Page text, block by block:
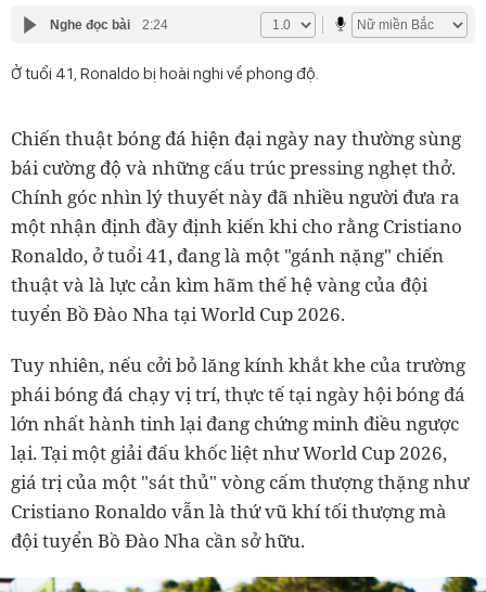
Nghe đọc bài 2:24
Ở tuổi 41, Ronaldo bị hoài nghi về phong độ.
Chiến thuật bóng đá hiện đại ngày nay thường sùng
bái cường độ và những cấu trúc pressing nghẹt thở.
Chính góc nhìn lý thuyết này đã nhiều người đưa ra
một nhận định đầy định kiến khi cho rằng Cristiano
Ronaldo, ở tuổi 41, đang là một "gánh nặng" chiến
thuật và là lực cản kìm hãm thế hệ vàng của đội
tuyển Bồ Đào Nha tại World Cup 2026.
Tuy nhiên, nếu cởi bỏ lăng kính khắt khe của trường
phái bóng đá chạy vị trí, thực tế tại ngày hội bóng đá
lớn nhất hành tinh lại đang chứng minh điều ngược
lại. Tại một giải đấu khốc liệt như World Cup 2026,
giá trị của một "sát thủ" vòng cấm thượng thặng như
Cristiano Ronaldo vẫn là thứ vũ khí tối thượng mà
đội tuyển Bồ Đào Nha cần sở hữu.